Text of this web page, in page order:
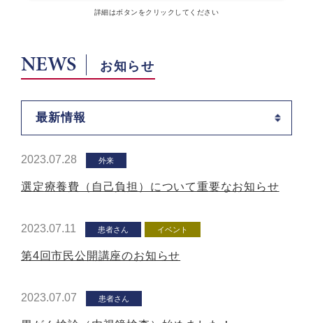
詳細はボタン をクリックしてください
NEWS お知らせ
最新情報
2023.07.28 外来
選定療養費（自己負担）について重要なお知らせ
2023.07.11 患者さん イベント
第4回市民公開講座のお知らせ
2023.07.07 患者さん